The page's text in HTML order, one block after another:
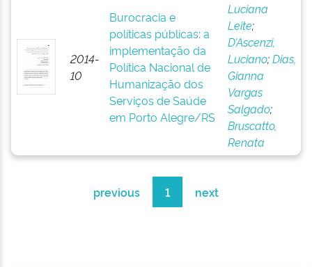
2014-
10
Burocracia e
políticas públicas: a
implementação da
Política Nacional de
Humanização dos
Serviços de Saúde
em Porto Alegre/RS
Luciana
Leite;
D’Ascenzi,
Luciano;Dias,
Gianna
Vargas
Salgado;
Bruscatto,
Renata
previous 1 next